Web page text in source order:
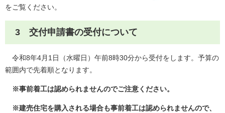
をご覧ください。
3 交付申請書の受付について
令和8年4月1日（水曜日）午前8時30分から受付をします。予算の
範囲内で先着順となります。
※事前着工は認められませんのでご注意ください。
※建売住宅を購入される場合も事前着工は認められませんので、